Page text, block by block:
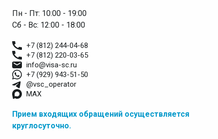
Пн - Пт: 10:00 - 19:00
Сб - Вс: 12:00 - 18:00
+7 (812) 244-04-68
+7 (812) 220-03-65
info@visa-sc.ru
+7 (929) 943-51-50
@vsc_operator
MAX
Прием входящих обращений осуществляется
круглосуточно.